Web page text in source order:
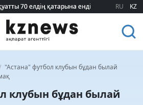
70 елдің қатарына енді
70 елдің қатарына енді RU KZ
"Астана" футбол клубын бұдан былай
клубын бұдан былай